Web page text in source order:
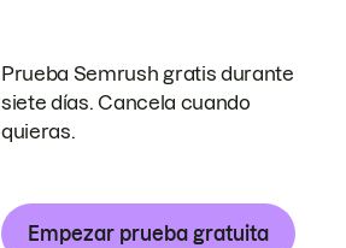
Prueba Semrush gratis durante
siete días. Cancela cuando
quieras.
Empezar prueba gratuita